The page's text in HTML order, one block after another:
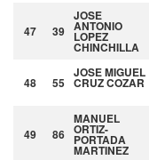
47 39
JOSE
ANTONIO
LOPEZ
CHINCHILLA
48 55
JOSE MIGUEL
CRUZ COZAR
49 86
MANUEL
ORTIZ-
PORTADA
MARTINEZ